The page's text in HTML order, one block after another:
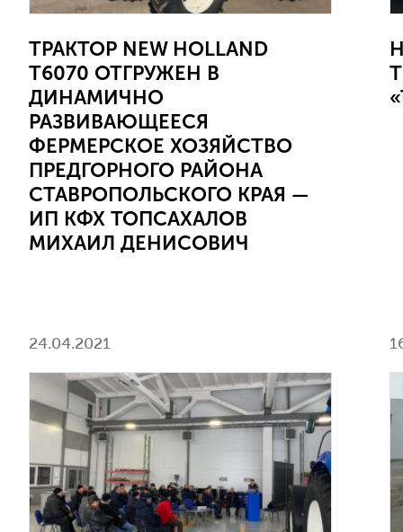
ТРАКТОР NEW HOLLAND
T6070 ОТГРУЖЕН В
ДИНАМИЧНО
РАЗВИВАЮЩЕЕСЯ
ФЕРМЕРСКОЕ ХОЗЯЙСТВО
ПРЕДГОРНОГО РАЙОНА
СТАВРОПОЛЬСКОГО КРАЯ —
ИП КФХ ТОПСАХАЛОВ
МИХАИЛ ДЕНИСОВИЧ
24.04.2021